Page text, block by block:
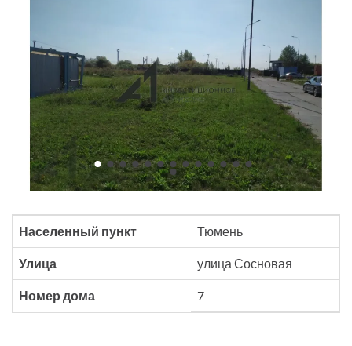
Населенный пункт Тюмень
Улица улица Сосновая
Номер дома 7